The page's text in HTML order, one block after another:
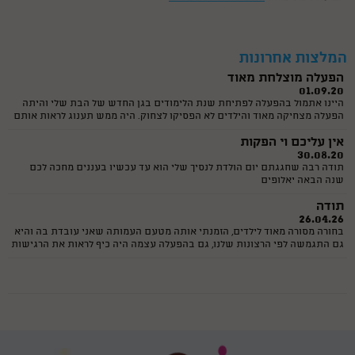
המלצות אחרונותשהחזיקה 30 ילדים ומעלה למשך הפעלה מלאה מדהים מדהים תודה רבה מכל
הלב
הפעלה מוצלחת מאוד
01.09.20
היינו אתמול בהפעלה לפתיחת שנת הלימודים בגן החדש של הבת שלי והיתה
הפעלה מצחיקה מאוד והילדים לא הפסיקו לצחוק. היה ממש תענוג לראות אותם
אין עליכם וי הפקות
30.08.20
תודה רבה שחגגתם יום הולדת לנסיך שלי הוא עד עכשיו בעננים מחכה לכם
שנה הבאה יאלופים
תודה
26.04.26
בחורה מסורה מאוד לילדים, הזמנתי אותה מטעם העמותה שאני עובדת בה והיא
גם התגמשה לפי הרצונות שלנו, גם בהפעלה עצמה היה כיף לראות את הרגישות
שהיא עושה זאת מהלב. ממליצה בחום לכל מי שמחפש פעילות איכותית